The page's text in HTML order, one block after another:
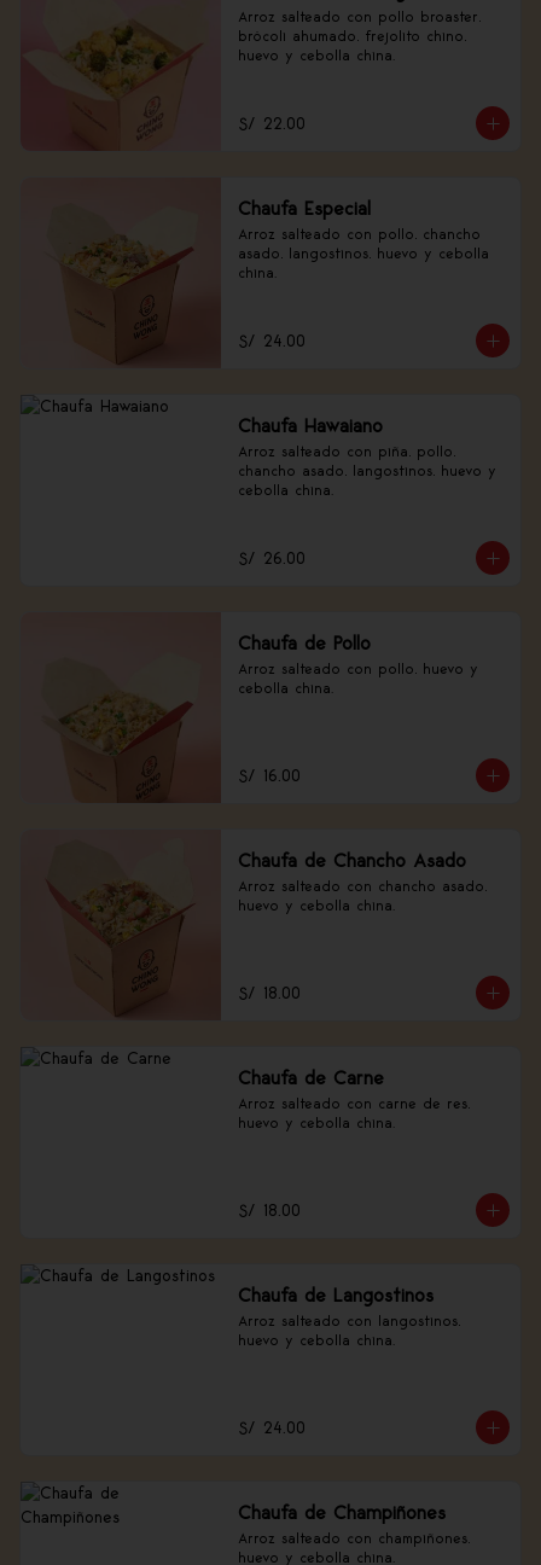
Arroz salteado con pollo broaster,
brócoli ahumado, frejolito chino,
huevo y cebolla china.
S/ 22.00
Chaufa Especial
Arroz salteado con pollo, chancho
asado, langostinos, huevo y cebolla
china.
S/ 24.00
Chaufa Hawaiano
Arroz salteado con piña, pollo,
chancho asado, langostinos, huevo y
cebolla china.
S/ 26.00
Chaufa de Pollo
Arroz salteado con pollo, huevo y
cebolla china.
S/ 16.00
Chaufa de Chancho Asado
Arroz salteado con chancho asado,
huevo y cebolla china.
S/ 18.00
Chaufa de Carne
Arroz salteado con carne de res,
huevo y cebolla china.
S/ 18.00
Chaufa de Langostinos
Arroz salteado con langostinos,
huevo y cebolla china.
S/ 24.00
Chaufa de Champiñones
Arroz salteado con champiñones,
huevo y cebolla china.